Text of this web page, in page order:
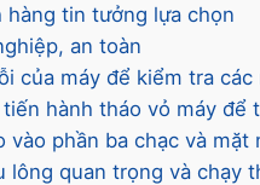
hàng tin tưởng lựa chọn
an toàn
của máy để kiểm tra các
hành tháo vỏ máy để
phần ba chạc và mặt
lông quan trọng và chạy